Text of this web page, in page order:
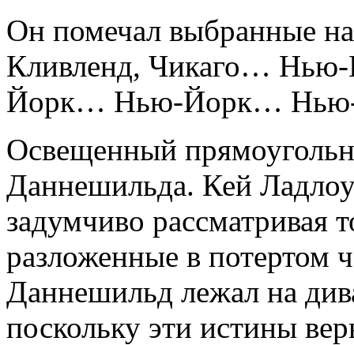
Он помечал выбранные
Кливленд, Чикаго…
Йорк… Нью-Йорк…
Освещенный
Даннешильда. Кей
задумчиво рассматривая
разложенные в потертом
Даннешильд лежал на
поскольку эти истины